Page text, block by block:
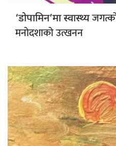
‘डोपामिन’मा स्वास्थ्य
मनोदशाको उत्खनन